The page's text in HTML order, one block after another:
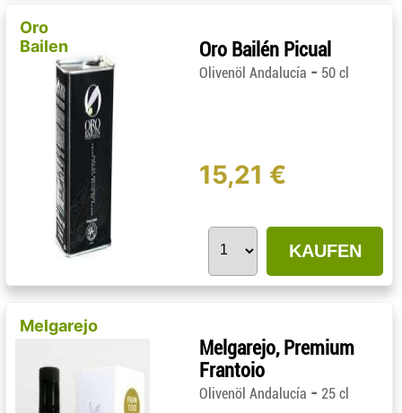
Oro
Bailen
Oro Bailén Picual
Olivenöl Andalucía - 50 cl
15,21 €
KAUFEN
Melgarejo
Melgarejo, Premium
Frantoio
Olivenöl Andalucía - 25 cl